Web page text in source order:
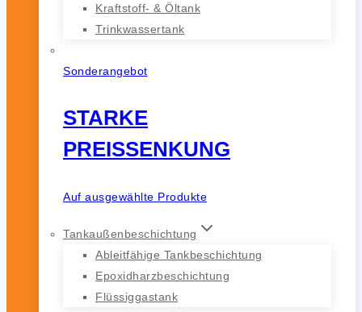
Kraftstoff- & Öltank
Trinkwassertank
Sonderangebot
STARKE
PREISSENKUNG
Auf ausgewählte Produkte
Tankaußenbeschichtung
Ableitfähige Tankbeschichtung
Epoxidharzbeschichtung
Flüssiggastank